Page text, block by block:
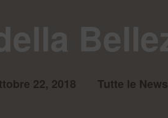
22, 2018 Tutte le News